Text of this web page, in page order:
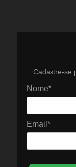
Cadastre-se
Nome*
Email*